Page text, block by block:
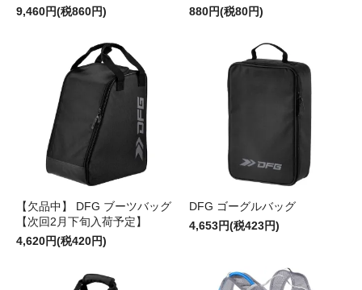
9,460円(税860円)
880円(税80円)
【欠品中】 DFG ブーツバッグ
【次回2月下旬入荷予定】
4,620円(税420円)
DFG ゴーグルバッグ
4,653円(税423円)